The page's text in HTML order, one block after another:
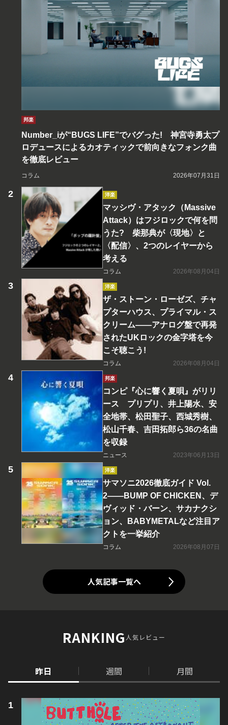
邦楽
Number_iが“BUGS LIFE”でバグった! 神宮寺勇太プ
ロデュースによるカオティックで前向きなフォンク曲
を徹底レビュー
コラム 2026年07月31日
洋楽
マッシヴ・アタック（Massive
Attack）はフジロックで何を問
うた? 柴那典が〈現地〉と
〈配信〉、2つのレイヤーから
考える
コラム 2026年08月04日
洋楽
ザ・ストーン・ローゼズ、チャ
プターハウス、プライマル・ス
クリーム――アナログ盤で再発
されたUKロックの金字塔を今
こそ聴こう!
コラム 2026年08月04日
邦楽
コンピ『心に響く夏唄』がリリ
ース プリプリ、井上陽水、安
全地帯、松田聖子、西城秀樹、
松山千春、吉田拓郎ら36の名曲
を収録
ニュース 2023年06月13日
洋楽
サマソニ2026徹底ガイド Vol.
2――BUMP OF CHICKEN、デ
ヴィッド・バーン、サカナクシ
ョン、BABYMETALなど注目ア
クトを一挙紹介
コラム 2026年08月07日
人気記事一覧へ
RANKING人気レビュー
昨日 週間 月間